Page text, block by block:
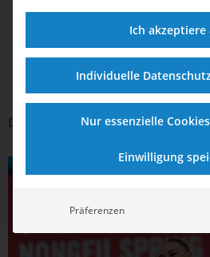
TEILEN AUF
DAS KÖNNTE DICH AUCH
Ich akzeptiere
Individuelle
Nur essenzielle
Einwilligung
Präferenzen